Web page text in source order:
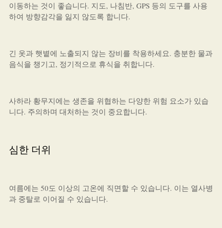
이동하는 것이 좋습니다. 지도, 나침반, GPS 등의 도구를 사용
하여 방향감각을 잃지 않도록 합니다.
긴 옷과 햇볕에 노출되지 않는 장비를 착용하세요. 충분한 물과
음식을 챙기고, 정기적으로 휴식을 취합니다.
사하라 황무지에는 생존을 위협하는 다양한 위험 요소가 있습
니다. 주의하며 대처하는 것이 중요합니다.
심한 더위
여름에는 50도 이상의 고온에 직면할 수 있습니다. 이는 열사병
과 중탈로 이어질 수 있습니다.